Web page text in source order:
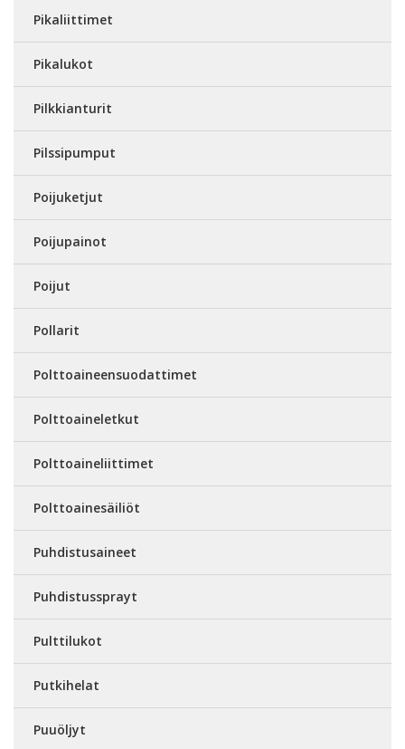
Pikaliittimet
Pikalukot
Pilkkianturit
Pilssipumput
Poijuketjut
Poijupainot
Poijut
Pollarit
Polttoaineensuodattimet
Polttoaineletkut
Polttoaineliittimet
Polttoainesäiliöt
Puhdistusaineet
Puhdistussprayt
Pulttilukot
Putkihelat
Puuöljyt